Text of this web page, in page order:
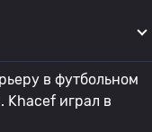
в футбольном
Khacef играл в